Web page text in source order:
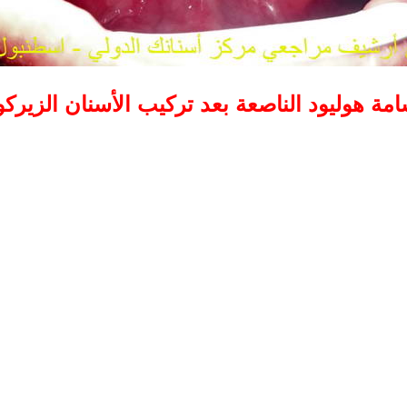
هوليود الناصعة بعد تركيب الأسنان